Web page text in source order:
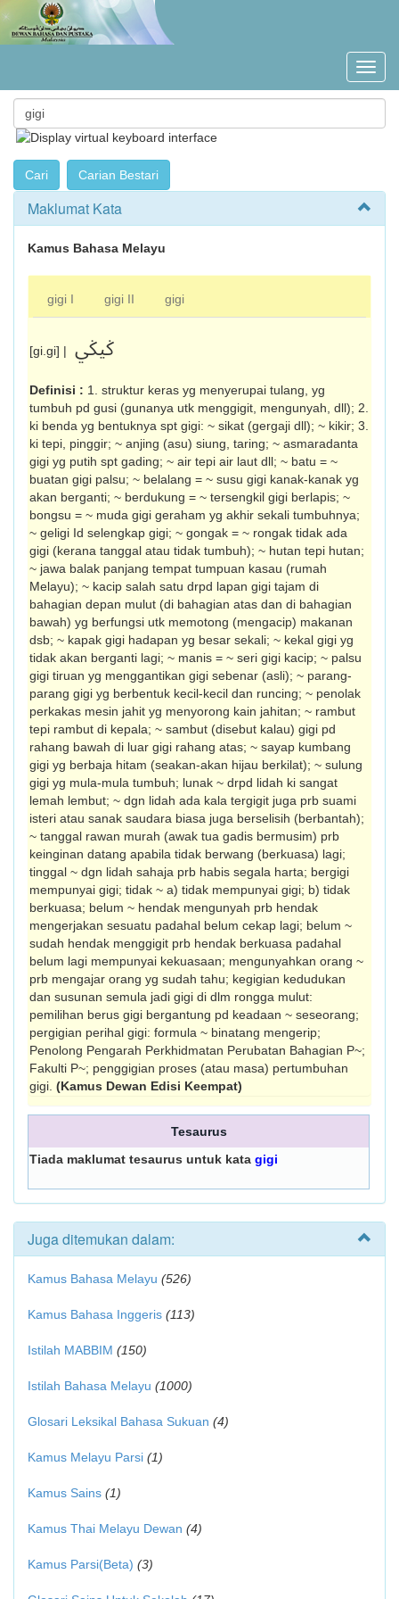
Maklumat Kata
Kamus Bahasa Melayu
gigi I gigi II gigi
[gi.gi] | ݢيݢي
Definisi : 1. struktur keras yg menyerupai tulang, yg
tumbuh pd gusi (gunanya utk menggigit, mengunyah, dll); 2.
ki benda yg bentuknya spt gigi: ~ sikat (gergaji dll); ~ kikir; 3.
ki tepi, pinggir; ~ anjing (asu) siung, taring; ~ asmaradanta
gigi yg putih spt gading; ~ air tepi air laut dll; ~ batu = ~
buatan gigi palsu; ~ belalang = ~ susu gigi kanak-kanak yg
akan berganti; ~ berdukung = ~ tersengkil gigi berlapis; ~
bongsu = ~ muda gigi geraham yg akhir sekali tumbuhnya;
~ geligi Id selengkap gigi; ~ gongak = ~ rongak tidak ada
gigi (kerana tanggal atau tidak tumbuh); ~ hutan tepi hutan;
~ jawa balak panjang tempat tumpuan kasau (rumah
Melayu); ~ kacip salah satu drpd lapan gigi tajam di
bahagian depan mulut (di bahagian atas dan di bahagian
bawah) yg berfungsi utk memotong (mengacip) makanan
dsb; ~ kapak gigi hadapan yg besar sekali; ~ kekal gigi yg
tidak akan berganti lagi; ~ manis = ~ seri gigi kacip; ~ palsu
gigi tiruan yg menggantikan gigi sebenar (asli); ~ parang-
parang gigi yg berbentuk kecil-kecil dan runcing; ~ penolak
perkakas mesin jahit yg menyorong kain jahitan; ~ rambut
tepi rambut di kepala; ~ sambut (disebut kalau) gigi pd
rahang bawah di luar gigi rahang atas; ~ sayap kumbang
gigi yg berbaja hitam (seakan-akan hijau berkilat); ~ sulung
gigi yg mula-mula tumbuh; lunak ~ drpd lidah ki sangat
lemah lembut; ~ dgn lidah ada kala tergigit juga prb suami
isteri atau sanak saudara biasa juga berselisih (berbantah);
~ tanggal rawan murah (awak tua gadis bermusim) prb
keinginan datang apabila tidak berwang (berkuasa) lagi;
tinggal ~ dgn lidah sahaja prb habis segala harta; bergigi
mempunyai gigi; tidak ~ a) tidak mempunyai gigi; b) tidak
berkuasa; belum ~ hendak mengunyah prb hendak
mengerjakan sesuatu padahal belum cekap lagi; belum ~
sudah hendak menggigit prb hendak berkuasa padahal
belum lagi mempunyai kekuasaan; mengunyahkan orang ~
prb mengajar orang yg sudah tahu; kegigian kedudukan
dan susunan semula jadi gigi di dlm rongga mulut:
pemilihan berus gigi bergantung pd keadaan ~ seseorang;
pergigian perihal gigi: formula ~ binatang mengerip;
Penolong Pengarah Perkhidmatan Perubatan Bahagian P~;
Fakulti P~; penggigian proses (atau masa) pertumbuhan
gigi. (Kamus Dewan Edisi Keempat)
Tesaurus
Tiada maklumat tesaurus untuk kata gigi
Juga ditemukan dalam:
Kamus Bahasa Melayu (526)
Kamus Bahasa Inggeris (113)
Istilah MABBIM (150)
Istilah Bahasa Melayu (1000)
Glosari Leksikal Bahasa Sukuan (4)
Kamus Melayu Parsi (1)
Kamus Sains (1)
Kamus Thai Melayu Dewan (4)
Kamus Parsi(Beta) (3)